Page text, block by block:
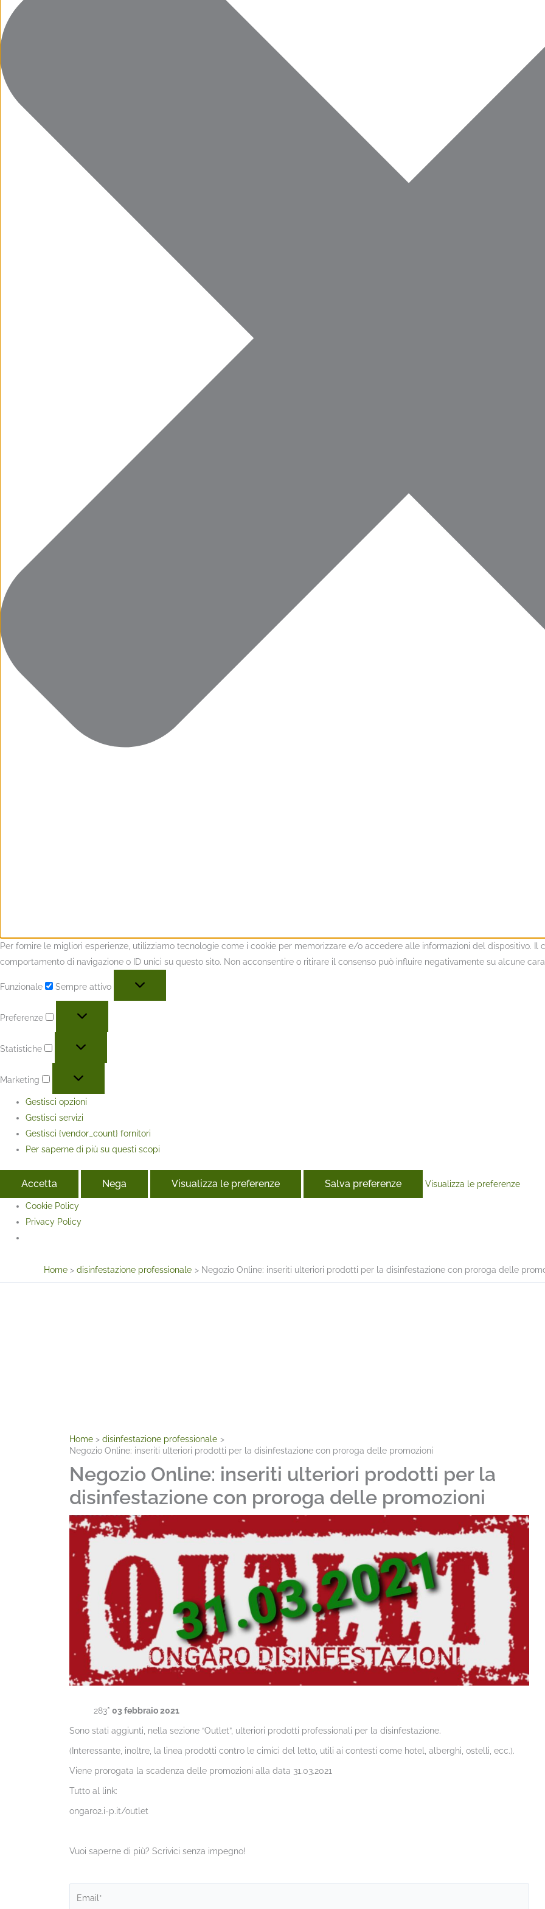
Per fornire le migliori esperienze, utilizziamo tecnologie come i cookie per memorizzare e/o accedere alle informazioni del dispositivo.
comportamento di navigazione o ID unici su questo sito. Non acconsentire o ritirare il consenso può influire negativamente su alcune
Funzionale Sempre attivo
Preferenze
Statistiche
Marketing
Gestisci opzioni
Gestisci servizi
Gestisci {vendor_count} fornitori
Per saperne di più su questi scopi
Accetta Nega Visualizza le preferenze Salva preferenze Visualizza le preferenze
Cookie Policy
Privacy Policy
Home disinfestazione professionale Negozio Online: inseriti ulteriori prodotti per la disinfestazione con proroga delle
Home
disinfestazione professionale
Negozio Online: inseriti ulteriori prodotti per la disinfestazione con proroga delle promozioni
Negozio Online: inseriti ulteriori prodotti per la
disinfestazione con proroga delle promozioni
283* 03 febbraio 2021
Sono stati aggiunti, nella sezione “Outlet”, ulteriori prodotti professionali per la disinfestazione.
(Interessante, inoltre, la linea prodotti contro le cimici del letto, utili ai contesti come hotel, alberghi, ostelli, ecc.).
Viene prorogata la scadenza delle promozioni alla data 31.03.2021
Tutto al link:
ongaro2.i-p.it/outlet
Vuoi saperne di più? Scrivici senza impegno!